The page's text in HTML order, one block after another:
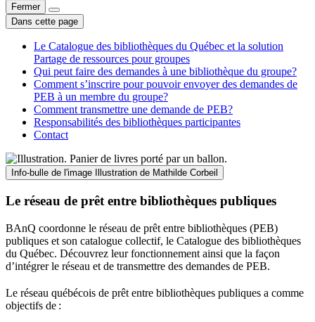
Fermer
Dans cette page
Le Catalogue des bibliothèques du Québec et la solution
Partage de ressources pour groupes
Qui peut faire des demandes à une bibliothèque du groupe?
Comment s’inscrire pour pouvoir envoyer des demandes de
PEB à un membre du groupe?
Comment transmettre une demande de PEB?
Responsabilités des bibliothèques participantes
Contact
Info-bulle de l'image Illustration de Mathilde Corbeil
Le réseau de prêt entre bibliothèques publiques
BAnQ coordonne le réseau de prêt entre bibliothèques (PEB)
publiques et son catalogue collectif, le Catalogue des bibliothèques
du Québec. Découvrez leur fonctionnement ainsi que la façon
d’intégrer le réseau et de transmettre des demandes de PEB.
Le réseau québécois de prêt entre bibliothèques publiques a comme
objectifs de :